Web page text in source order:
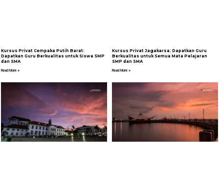
Kursus Privat Cempaka Putih Barat:
Dapatkan Guru Berkualitas untuk Siswa SMP
dan SMA
Read More »
Kursus Privat Jagakarsa: Dapatkan Guru
Berkualitas untuk Semua Mata Pelajaran
SMP dan SMA
Read More »